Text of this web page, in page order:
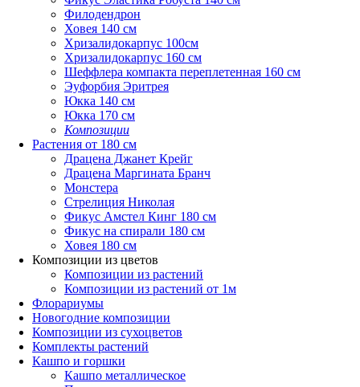
Филодендрон
Ховея 140 см
Хризалидокарпус 100см
Хризалидокарпус 160 см
Шеффлера компакта переплетенная 160 см
Эуфорбия Эритрея
Юкка 140 см
Юкка 170 см
Композиции
Растения от 180 см
Драцена Джанет Крейг
Драцена Маргината Бранч
Монстера
Стрелиция Николая
Фикус Амстел Кинг 180 см
Фикус на спирали 180 см
Ховея 180 см
Композиции из цветов
Композиции из растений
Композиции из растений от 1м
Флорариумы
Новогодние композиции
Композиции из сухоцветов
Комплекты растений
Кашпо и горшки
Кашпо металлическое